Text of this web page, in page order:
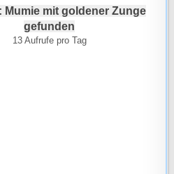
Mumie mit goldener Zunge
gefunden
13 Aufrufe pro Tag